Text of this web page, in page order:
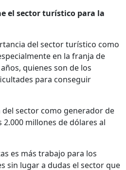
el sector turístico para la
del sector turístico como
en la franja de
quienes son de los
para conseguir
sector como generador de
millones de dólares al
es más trabajo para los
sin lugar a dudas el sector que